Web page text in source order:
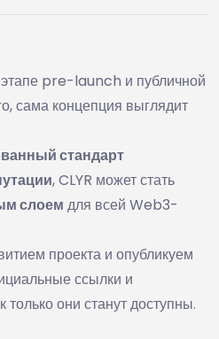
этапе pre-launch и публичной
сама концепция выглядит
стандарт
, CLYR может стать
слоем для всей Web3-
проекта и опубликуем
ссылки и
они станут доступны.